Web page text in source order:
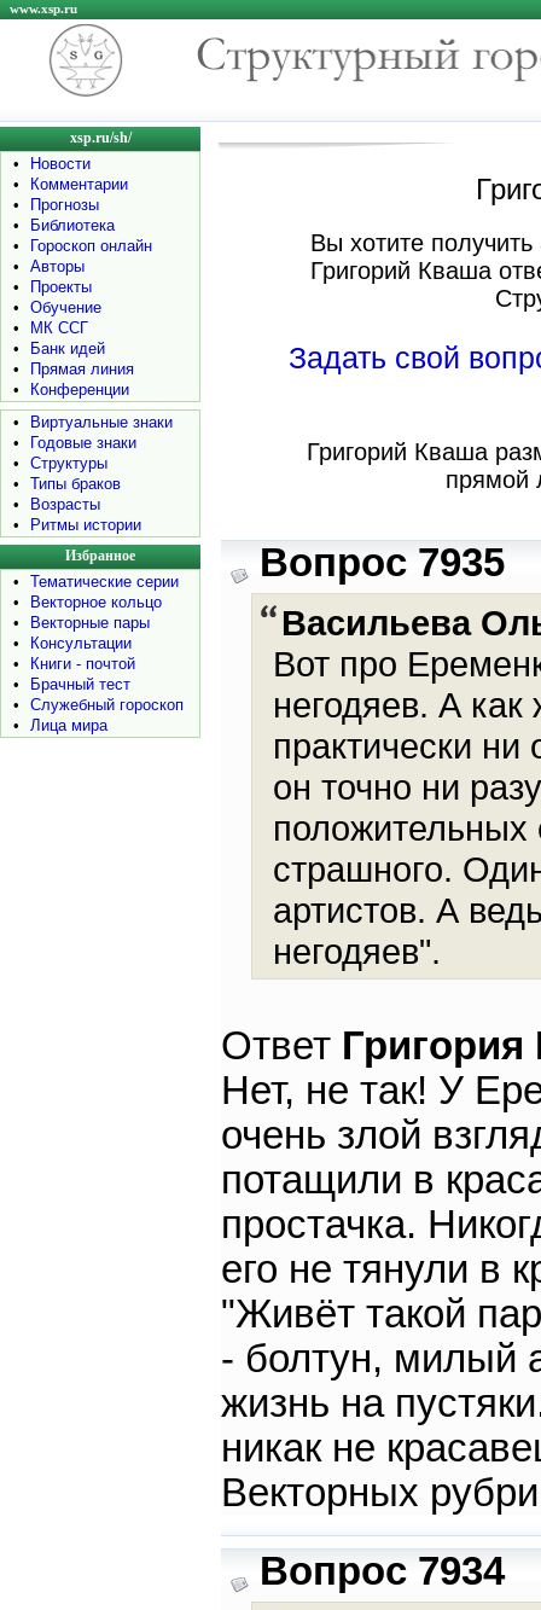
www.xsp.ru
xsp.ru/sh/
•
Новости
•
Комментарии
•
Прогнозы
•
Библиотека
•
Гороскоп онлайн
•
Авторы
•
Проекты
•
Обучение
•
МК ССГ
•
Банк идей
•
Прямая линия
•
Конференции
•
Виртуальные знаки
•
Годовые знаки
•
Структуры
•
Типы браков
•
Возрасты
•
Ритмы истории
Избранное
•
Тематические серии
•
Векторное кольцо
•
Векторные пары
•
Консультации
•
Книги - почтой
•
Брачный тест
•
Служебный гороскоп
•
Лица мира
Вы хотите
Григорий Кваша
Задать свой
Григорий Кваша
прямой
Вопрос 7935
Васильева
Вот про
негодяев. А
практически
он точно ни
положительных
страшного.
артистов. А
негодяев".
Ответ
Нет, не так! У
очень злой
потащили в
простачка.
его не тянули в
"Живёт такой
- болтун, милый
жизнь на
никак не
Векторных
Вопрос 7934